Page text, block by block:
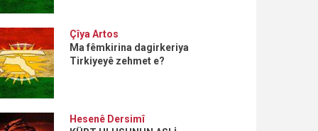
Çîya Artos
Ma fêmkirina dagirkeriya
Tirkiyeyê zehmet e?
Hesenê Dersimî